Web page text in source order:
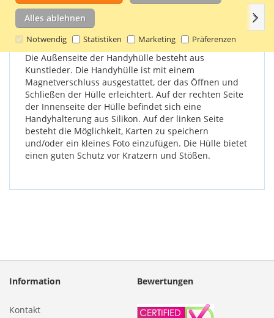
Alles ablehnen
Notwendig Statistiken Marketing Präferenzen
Einzelheiten Bewertungen
Die Außenseite der Handyhülle besteht aus
Kunstleder. Die Handyhülle ist mit einem
Magnetverschluss ausgestattet, der das Öffnen und
Schließen der Hülle erleichtert. Auf der rechten Seite
der Innenseite der Hülle befindet sich eine
Handyhalterung aus Silikon. Auf der linken Seite
besteht die Möglichkeit, Karten zu speichern
und/oder ein kleines Foto einzufügen. Die Hülle bietet
einen guten Schutz vor Kratzern und Stößen.
Information
Kontakt
Bewertungen